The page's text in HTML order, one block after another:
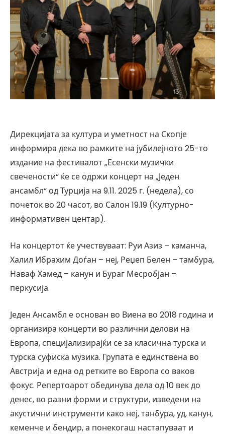
Дирекцијата за култура и уметност на Скопје
информира дека во рамките на јубилејното 25-то
издание на фестивалот „Есенски музички
свечености“ ќе се одржи концерт на „Једен
ансамбл“ од Турција на 9.11. 2025 г. (недела), со
почеток во 20 часот, во Салон 19.19 (Културно-
информативен центар).
На концертот ќе учествуваат: Руи Азиз – каманча,
Халил Ибрахим Доѓан – неј, Реџеп Белен – тамбура,
Наваф Хамед – канун и Бураг Месробјан –
перкусија.
Једен Ансамбл е основан во Виена во 2018 година и
организира концерти во различни делови на
Европа, специјализирајќи се за класична турска и
турска суфиска музика. Групата е единствена во
Австрија и една од ретките во Европа со ваков
фокус. Репертоарот обединува дела од 10 век до
денес, во разни форми и структури, изведени на
акустични инструменти како неј, танбура, уд, канун,
кеменче и бендир, а понекогаш настапуваат и